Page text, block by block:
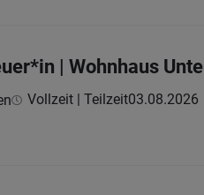
| Wohnhaus
Vollzeit | Teilzeit03.08.2026